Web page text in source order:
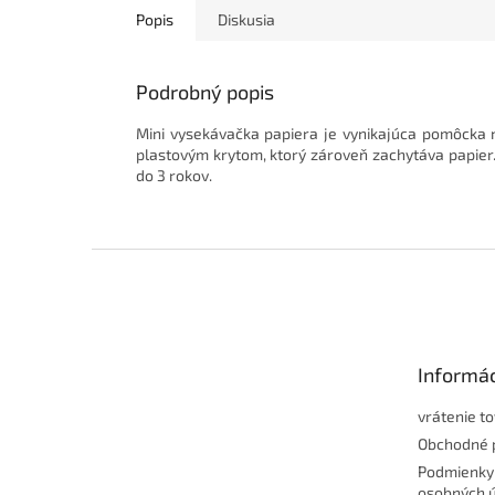
Popis Diskusia
Podrobný popis
Mini vysekávačka papiera je vynikajúca
plastovým krytom, ktorý zároveň zachytáva
do 3 rokov.
vrátenie
Obchodné